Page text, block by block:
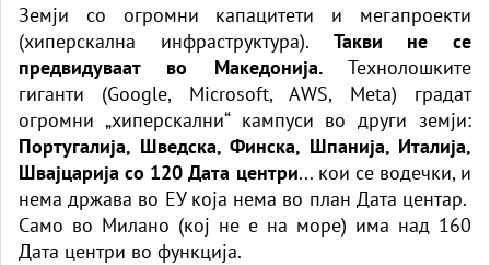
Земји со огромни капацитети и мегапроекти
(хиперскална инфраструктура). Такви не се
предвидуваат во Македонија.Технолошките
гиганти (Google, Microsoft, AWS, Meta) градат
огромни „хиперскални“ кампуси во други земји:
Португалија, Шведска, Финска, Шпанија, Италија,
Швајцарија со 120 Дата центри... кои се водечки, и
нема држава во ЕУ која нема во план Дата центар.
Само во Милано (кој не е на море) има над 160
Дата центри во функција.